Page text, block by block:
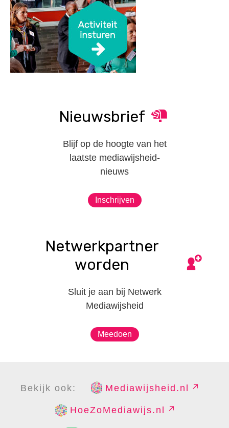
Nieuwsbrief
Blijf op de hoogte van het
laatste mediawijsheid-
nieuws
Inschrijven
Netwerkpartner
worden
Sluit je aan bij Netwerk
Mediawijsheid
Meedoen
Bekijk ook: Mediawijsheid.nl
HoeZoMediawijs.nl